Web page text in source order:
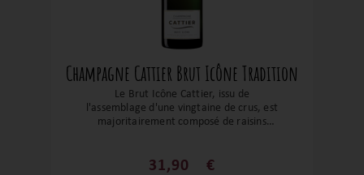
Champagne Cattier Brut Icône Tradition
Le Brut Icône Cattier, issu de
l'assemblage d'une vingtaine de crus, est
majoritairement composé de raisins
principalement due à la prédominance du
31,90 €